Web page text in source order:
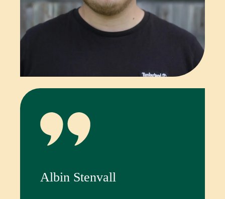
Albin Stenvall